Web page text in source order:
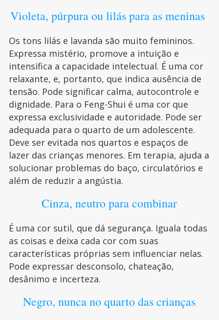
Violeta, púrpura ou lilás para as meninas
Os tons lilás e lavanda são muito femininos.
Expressa mistério, promove a intuição e
intensifica a capacidade intelectual. É uma cor
relaxante, e, portanto, que indica ausência de
tensão. Pode significar calma, autocontrole e
dignidade. Para o Feng-Shui é uma cor que
expressa exclusividade e autoridade. Pode ser
adequada para o quarto de um adolescente.
Deve ser evitada nos quartos e espaços de
lazer das crianças menores. Em terapia, ajuda a
solucionar problemas do baço, circulatórios e
além de reduzir a angústia.
Cinza, neutro para combinar
É uma cor sutil, que dá segurança. Iguala todas
as coisas e deixa cada cor com suas
características próprias sem influenciar nelas.
Pode expressar desconsolo, chateação,
desânimo e incerteza.
Negro, nunca no quarto das crianças